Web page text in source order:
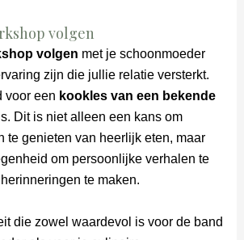
volgen
volgen met je schoonmoeder
zijn die jullie relatie versterkt.
voor een kookles van een bekende
Dit is niet alleen een kans om
te genieten van heerlijk eten, maar
om persoonlijke verhalen te
te maken.
die zowel waardevol is voor de band